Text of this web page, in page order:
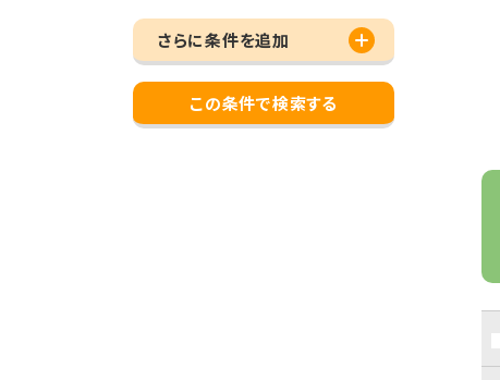
さらに条件を追加
この条件で検索する